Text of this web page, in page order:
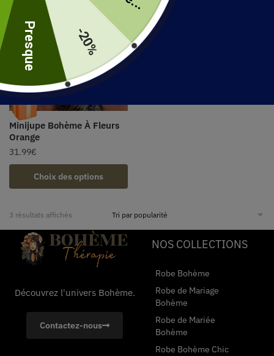
Minijupe Bohème À Fleurs
Orange
31.99€
Choix des options
3 résultats affichés
Découvrez l'univers Bohème.
Contactez-nous
NOS COLLECTIONS
Robe Bohème
Robe de Mariage
Bohème
Robe de Mariée
Bohème
Robe Bohème Chic
-20%
Presque